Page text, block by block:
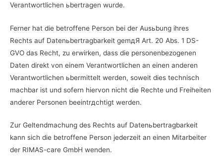
Verantwortlichen ьbertragen wurde.
Ferner hat die betroffene Person bei der Ausьbung ihres
Rechts auf Datenьbertragbarkeit gemдЯ Art. 20 Abs. 1 DS-
GVO das Recht, zu erwirken, dass die personenbezogenen
Daten direkt von einem Verantwortlichen an einen anderen
Verantwortlichen ьbermittelt werden, soweit dies technisch
machbar ist und sofern hiervon nicht die Rechte und Freiheiten
anderer Personen beeintrдchtigt werden.
Zur Geltendmachung des Rechts auf Datenьbertragbarkeit
kann sich die betroffene Person jederzeit an einen Mitarbeiter
der RIMAS-care GmbH wenden.